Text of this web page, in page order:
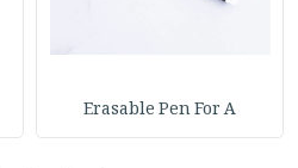
Erasable Pen For A